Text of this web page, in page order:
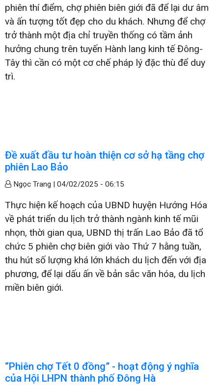
phiên thí điểm, chợ phiên biên giới đã để lại dư âm
và ấn tượng tốt đẹp cho du khách. Nhưng để chợ
trở thành một địa chỉ truyền thống có tầm ảnh
hưởng chung trên tuyến Hành lang kinh tế Đông-
Tây thì cần có một cơ chế pháp lý đặc thù để duy
trì.
Đề xuất đầu tư hoàn thiện cơ sở hạ tầng chợ
phiên Lao Bảo
Ngọc Trang | 04/02/2025 - 06:15
Thực hiện kế hoạch của UBND huyện Hướng Hóa
về phát triển du lịch trở thành ngành kinh tế mũi
nhọn, thời gian qua, UBND thị trấn Lao Bảo đã tổ
chức 5 phiên chợ biên giới vào Thứ 7 hằng tuần,
thu hút số lượng khá lớn khách du lịch đến với địa
phương, để lại dấu ấn về bản sắc văn hóa, du lịch
miền biên giới.
“Phiên chợ Tết 0 đồng” - hoạt động ý nghĩa
của Hội LHPN thành phố Đông Hà